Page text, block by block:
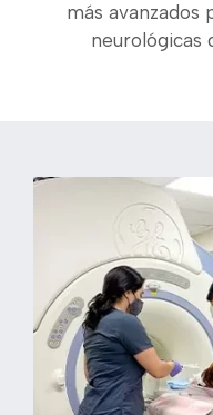
más avanzados
neurológicas